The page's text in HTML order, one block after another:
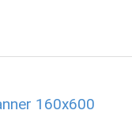
160x600